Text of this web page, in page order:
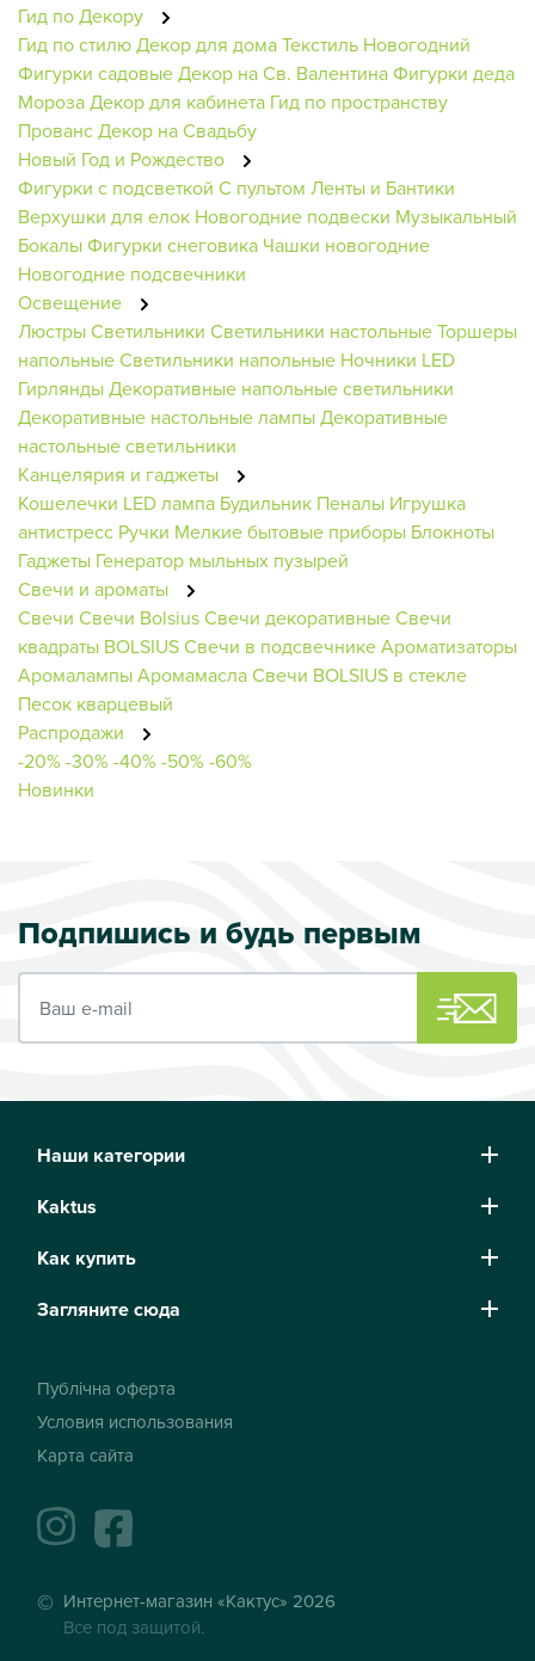
Гид по Декору
Гид по стилюДекор для домаТекстиль Новогодний
Фигурки садовыеДекор на Св. ВалентинаФигурки деда
МорозаДекор для кабинета Гид по пространству
ПровансДекор на Свадьбу
Новый Год и Рождество
Фигурки с подсветкой С пультом Ленты и Бантики
Верхушки для елок Новогодние подвески Музыкальный
БокалыФигурки снеговика Чашки новогодние
Новогодние подсвечники
Освещение
ЛюстрыСветильники Светильники настольныеТоршеры
напольныеСветильники напольные Ночники LED
ГирляндыДекоративные напольные светильники
Декоративные настольные лампыДекоративные
настольные светильники
Канцелярия и гаджеты
Кошелечки LED лампа Будильник Пеналы Игрушка
антистресс Ручки Мелкие бытовые приборы Блокноты
Гаджеты Генератор мыльных пузырей
Свечи и ароматы
Свечи Свечи BolsiusСвечи декоративныеСвечи
квадраты BOLSIUSСвечи в подсвечникеАроматизаторы
АромалампыАромамаслаСвечи BOLSIUS в стекле
Песок кварцевый
Распродажи
-20%-30%-40%-50%-60%
Новинки
Подпишись и будь первым
Наши категории
Kaktus
Как купить
Загляните сюда
Публічна оферта
Условия использования
Карта сайта
instagramfacebook
Интернет-магазин «Кактус» 2026
Все под защитой.